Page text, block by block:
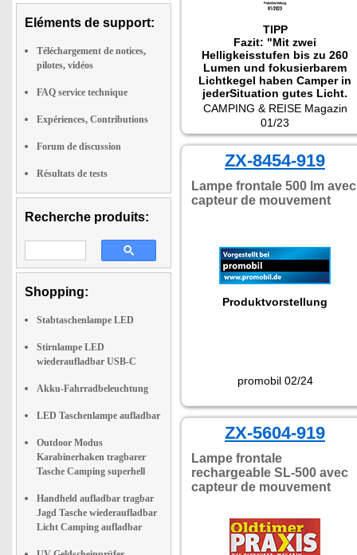
Eléments de support:
Téléchargement de notices,
pilotes, vidéos
FAQ service technique
Expériences, Contributions
Forum de discussion
Résultats de tests
Recherche produits:
Shopping:
Stabtaschenlampe LED
Stirnlampe LED
wiederaufladbar USB-C
Akku-Fahrradbeleuchtung
LED Taschenlampe aufladbar
Outdoor Modus
Karabinerhaken tragbarer
Tasche Camping superhell
Handheld aufladbar tragbar
Jagd Tasche wiederaufladbar
Licht Camping aufladbar
TIPP
Fazit: "Mit zwei
Helligkeisstufen bis zu 260
Lumen und fokusierbarem
Lichtkegel haben Camper in
jederSituation gutes Licht.
Praktisch: Das Gerät ist auch
als Powerbank nutzbar: Mit
dem integrierten Akku lässt
sich unterwegs das
Smartphone lagen."
CAMPING & REISE Magazin
01/23
ZX-8454-919
Lampe frontale 500 lm avec
capteur de mouvement
Produktvorstellung
promobil 02/24
ZX-5604-919
Lampe frontale
rechargeable SL-500 avec
capteur de mouvement